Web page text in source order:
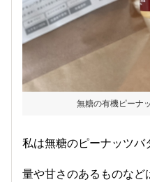
無糖の有機ピーナ
私は無糖のピーナッツバ
量や甘さのあるものな